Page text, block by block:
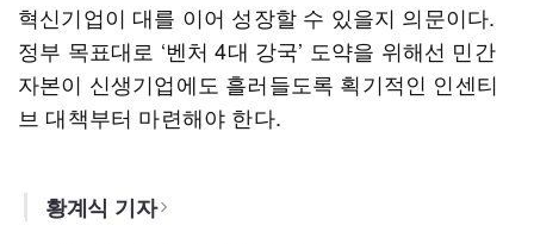
혁신기업이 대를 이어 성장할 수 있을지 의문이다.
정부 목표대로 ‘벤처 4대 강국’ 도약을 위해선 민간
자본이 신생기업에도 흘러들도록 획기적인 인센티
브 대책부터 마련해야 한다.
황계식 기자